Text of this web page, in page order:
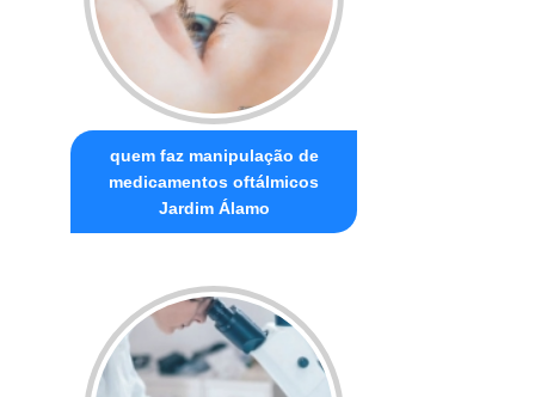
quem faz manipulação de
medicamentos oftálmicos
Jardim Álamo